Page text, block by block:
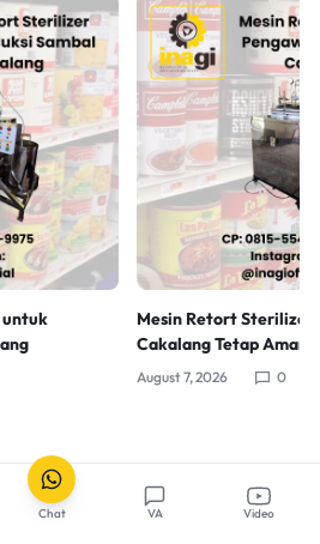
Mesin Retort Sterilizer
Cakalang Tetap Aman
August 7, 2026 0
Chat VA Video